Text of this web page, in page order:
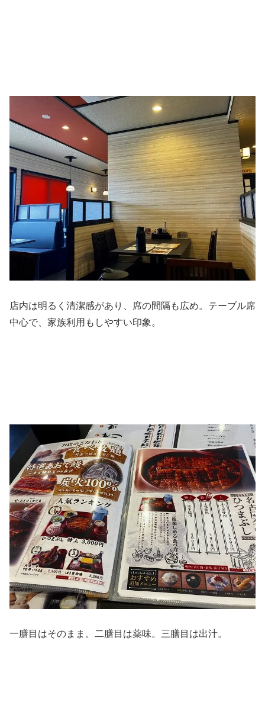
店内は明るく清潔感があり、席の間隔も広め。テーブル席
中心で、家族利用もしやすい印象。
一膳目はそのまま。二膳目は薬味。三膳目は出汁。